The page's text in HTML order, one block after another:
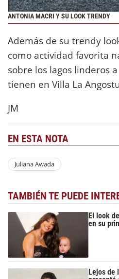
ANTONIA MACRI Y SU LOOK TRENDY
Además de su trendy
como actividad favorita
sobre los lagos linderos
tienen en Villa La
JM
EN ESTA NOTA
Juliana Awada
TAMBIÉN TE PUEDE
El look
en su
Lejos de